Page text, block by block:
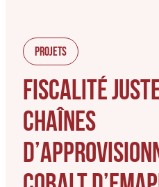
PROJETS
FISCALITÉ
CHAÎNES